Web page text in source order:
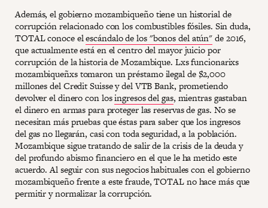
Además, el gobierno mozambiqueño tiene un historial de
corrupción relacionado con los combustibles fósiles. Sin duda,
TOTAL conoce elescándalo de los "bonos del atún"de 2016,
que actualmente está en el centro del mayor juicio por
corrupción de la historia de Mozambique. Lxs funcionarixs
mozambiqueñxs tomaron un préstamo ilegal de $2,000
millones del Credit Suisse y del VTB Bank, prometiendo
devolver el dinero con losingresos del gas, mientras gastaban
el dinero en armas para proteger las reservas de gas. No se
necesitan más pruebas que éstas para saber que los ingresos
del gas no llegarán, casi con toda seguridad, a la población.
Mozambique sigue tratando de salir de la crisis de la deuda y
del profundo abismo financiero en el que le ha metido este
acuerdo. Al seguir con sus negocios habituales con el gobierno
mozambiqueño frente a este fraude, TOTAL no hace más que
permitir y normalizar la corrupción.